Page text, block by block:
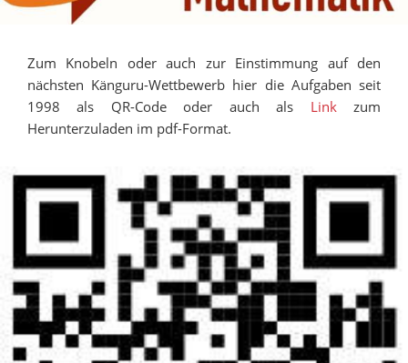
Zum Knobeln oder auch zur Einstimmung auf den
nächsten Känguru-Wettbewerb hier die Aufgaben seit
1998 als QR-Code oder auch als Linkzum
Herunterzuladen im pdf-Format.